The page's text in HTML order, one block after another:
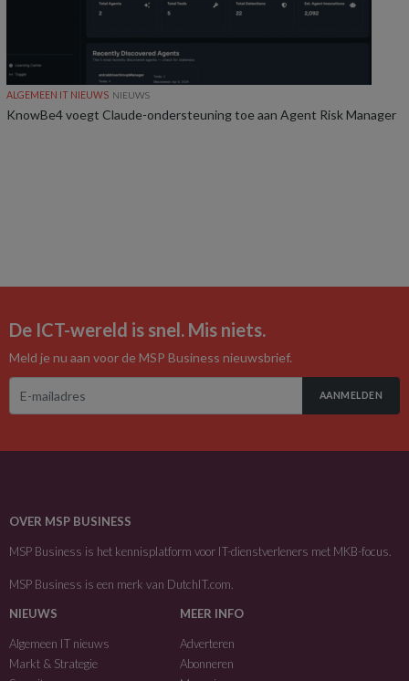
ALGEMEEN IT NIEUWS NIEUWS
KnowBe4 voegt Claude-ondersteuning toe aan Agent Risk Manager
De ICT-wereld is snel. Mis niets.
Meld je nu aan voor de MSP Business nieuwsbrief.
AANMELDEN
OVER MSP BUSINESS
MSP Business is het kennisplatform voor IT-dienstverleners met MKB-focus.
MSP Business is een merk van DutchIT.com.
NIEUWS
Algemeen IT nieuws
Markt & Strategie
MEER INFO
Adverteren
Abonneren